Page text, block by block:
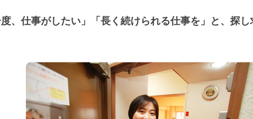
、仕事がしたい」「長く続けられる仕事を」と、探